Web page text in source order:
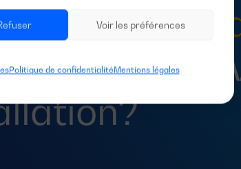
Voir les préférences
Politique de confidentialitéMentions légales
pour